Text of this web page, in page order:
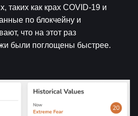
таких как крах COVID-19 и
по блокчейну и
что на этот раз
были поглощены быстрее.